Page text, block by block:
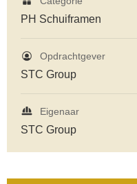
PH Schuiframen
Opdrachtgever
STC Group
Eigenaar
STC Group